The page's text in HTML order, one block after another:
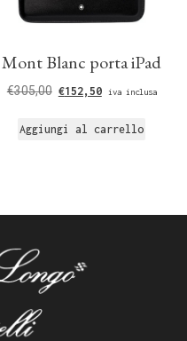
Mont Blanc porta iPad
€305,00 €152,50 iva inclusa
Aggiungi al carrello